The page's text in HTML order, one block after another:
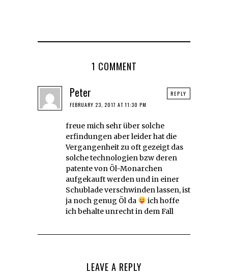
1 COMMENT
Peter
FEBRUARY 23, 2017 AT 11:30 PM
freue mich sehr über solche
erfindungen aber leider hat die
Vergangenheit zu oft gezeigt das
solche technologien bzw deren
patente von Öl-Monarchen
aufgekauft werden und in einer
Schublade verschwinden lassen, ist
ja noch genug Öl da
ich hoffe
ich behalte unrecht in dem Fall
REPLY
LEAVE A REPLY